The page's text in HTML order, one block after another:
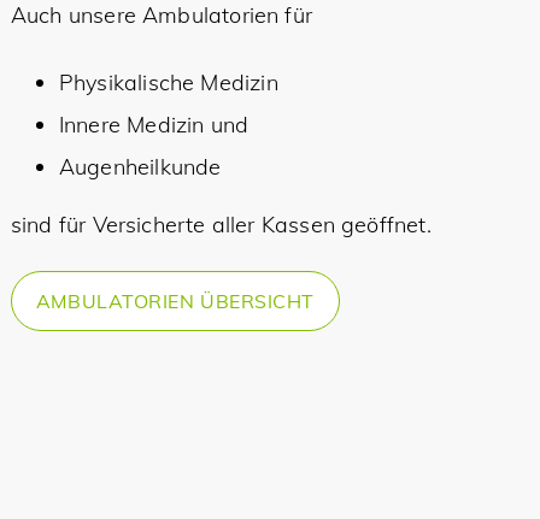
Auch unsere Ambulatorien für
Physikalische Medizin
Innere Medizin und
Augenheilkunde
sind für Versicherte aller Kassen geöffnet.
AMBULATORIEN ÜBERSICHT